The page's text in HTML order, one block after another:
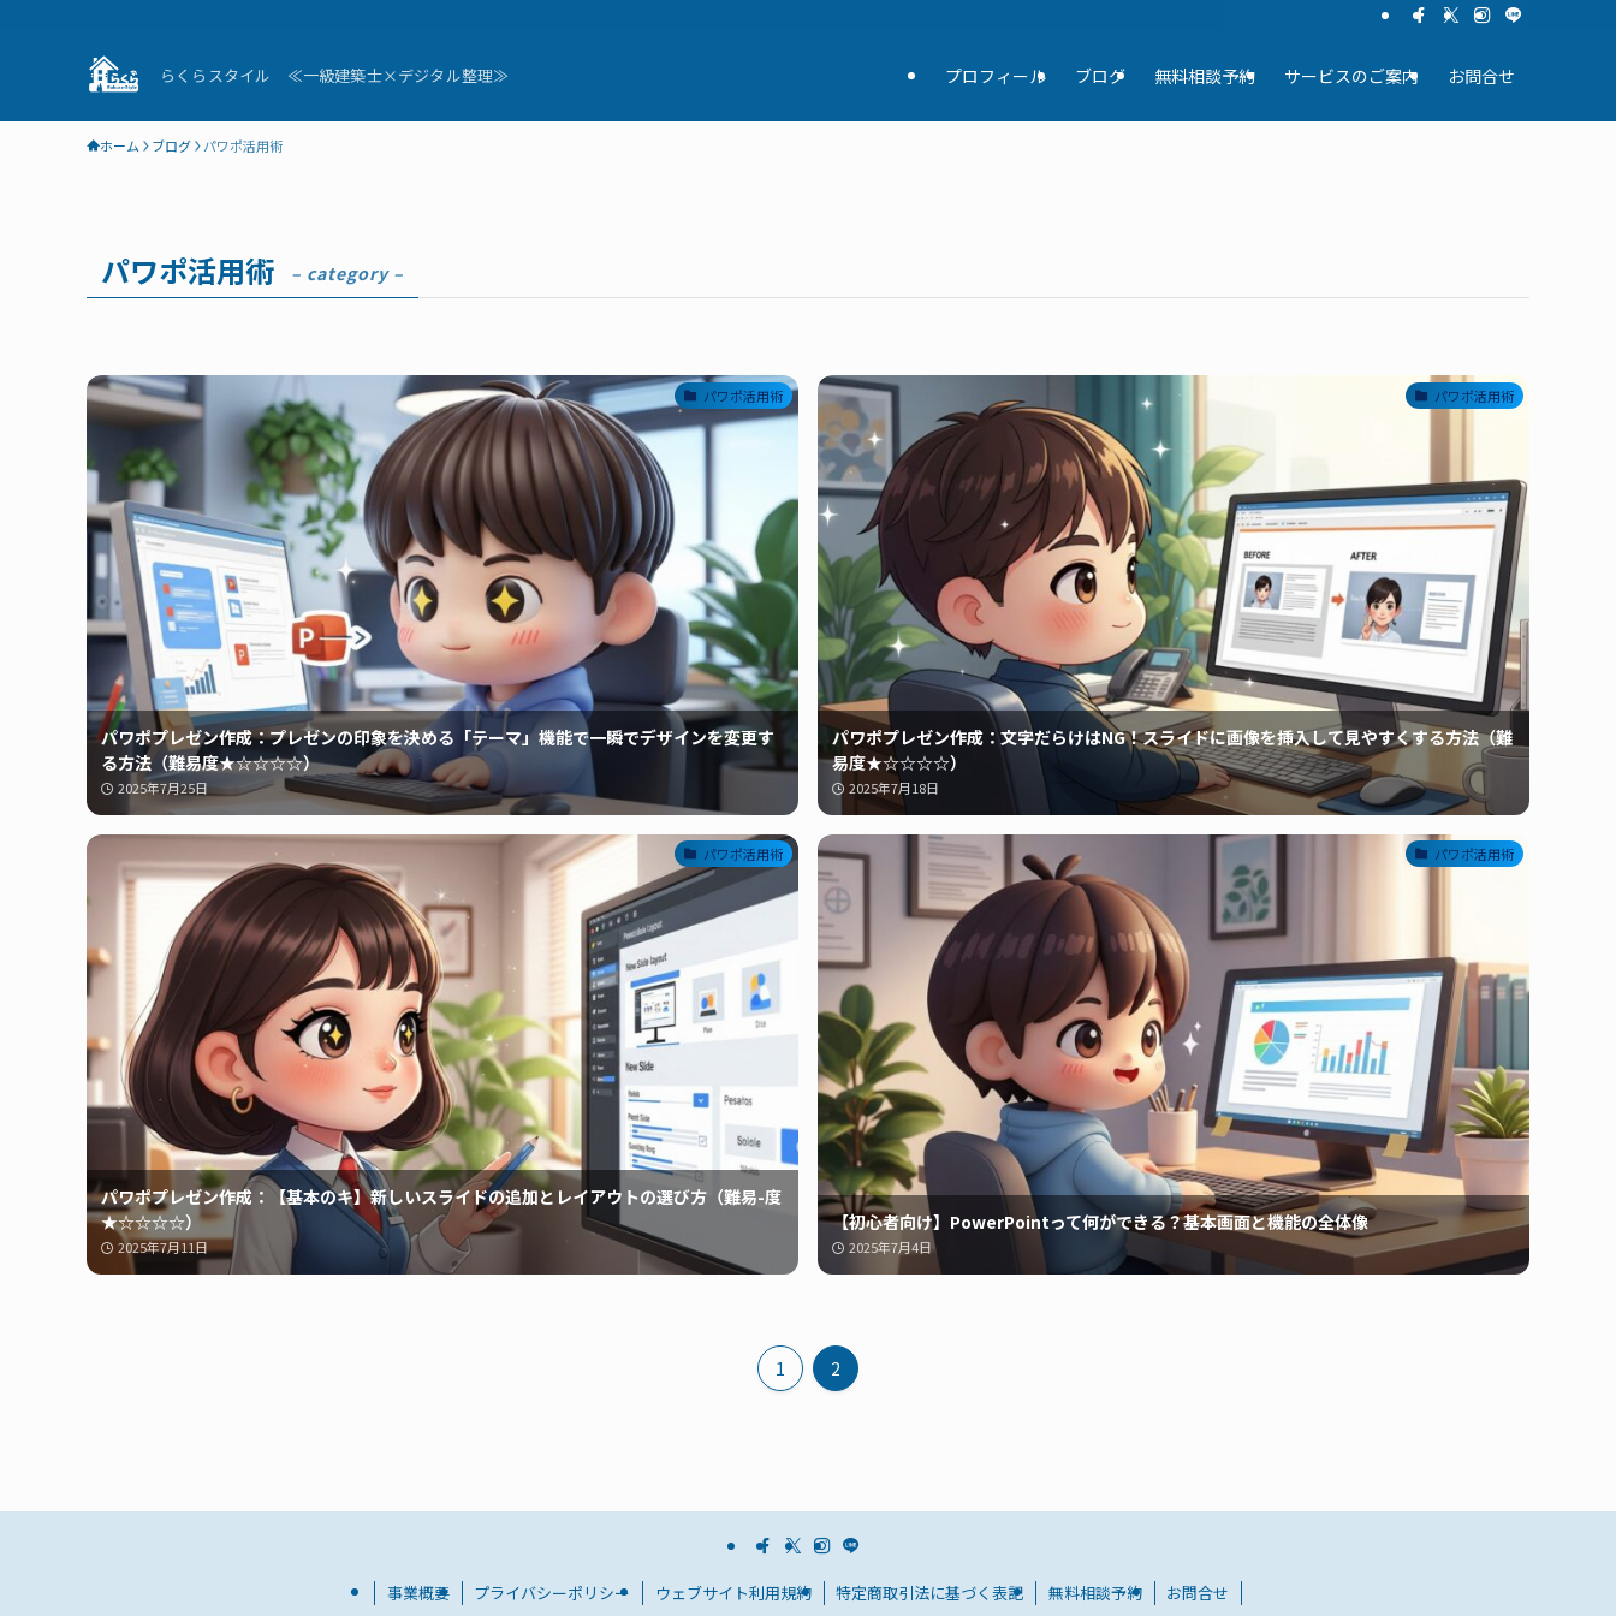
らくらスタイル ≪一級建築士×デジタル整理≫ プロフィール ブログ 無料相談予約 サービスのご案内 お問合せ
ホーム ブログ パワポ活用術
パワポ活用術 – category –
パワポ活用術
パワポプレゼン作成：プレゼンの印象を決める「テーマ」機能で一瞬でデザインを変更す
る方法（難易度★☆☆☆☆）
2025年7月25日
パワポ活用術
パワポプレゼン作成：文字だらけはNG！スライドに画像を挿入して見やすくする方法（難
易度★☆☆☆☆）
2025年7月18日
パワポ活用術
パワポプレゼン作成：【基本のキ】新しいスライドの追加とレイアウトの選び方（難易-度
★☆☆☆☆）
2025年7月11日
パワポ活用術
【初心者向け】PowerPointって何ができる？基本画面と機能の全体像
2025年7月4日
1 2
事業概要 プライバシーポリシー ウェブサイト利用規約 特定商取引法に基づく表記 無料相談予約 お問合せ